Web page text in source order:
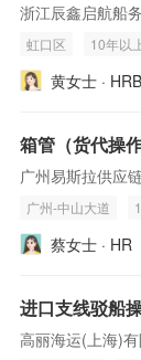
浙江辰鑫启航船
虹口区 10年以
黄女士 ·
箱管（货代操作
广州易斯拉供应
广州-中山大道
蔡女士 · HR
进口支线驳船
高丽海运(上海)